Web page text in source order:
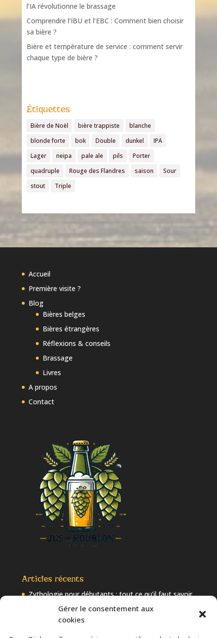
Gérer le consentement aux
cookies
l’IA révolutionne le brassage
Comprendre l’IBU et l’EBC : Comment bien choisir
sa bière ?
Bière et température de service : comment servir
chaque type de bière ?
Étiquettes
Bière de Noël bière trappiste
blanche
blonde forte
bok Double dunkel
IPA
Lager
neipa pale ale pils
Porter
quadruple
Rouge des Flandres saison
Sour
stout
Triple
Accueil
Première visite ?
Blog
Bières belges
Bières étrangères
Réflexions & conseils
Brassage
Livres
A propos
Contact
Articles récents
Zythologie pour débutants : tout ce qu’il faut savoir
sur la bière
Les 10 tendances à suivre dans la bière artisanale en